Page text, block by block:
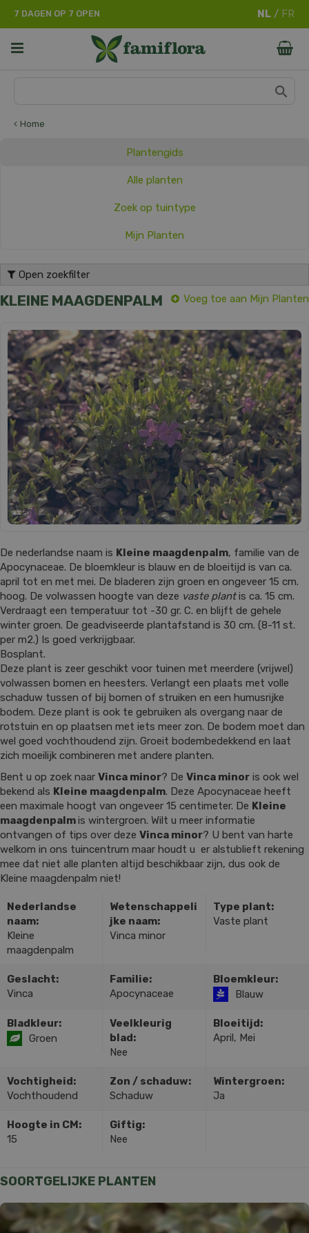
Home
7 DAGEN OP 7 OPEN
Plantengids
Alle planten
Zoek op tuintype
Mijn Planten
Open zoekfilter
KLEINE MAAGDENPALM Voeg toe aan Mijn Planten
De nederlandse naam is Kleine maagdenpalm, familie van de
Apocynaceae. De bloemkleur is blauw en de bloeitijd is van ca.
april tot en met mei. De bladeren zijn groen en ongeveer 15 cm.
hoog. De volwassen hoogte van deze vaste plantis ca. 15 cm.
Verdraagt een temperatuur tot -30 gr. C. en blijft de gehele
winter groen. De geadviseerde plantafstand is 30 cm. (8-11 st.
per m2.) Is goed verkrijgbaar.
Bosplant.
Deze plant is zeer geschikt voor tuinen met meerdere (vrijwel)
volwassen bomen en heesters. Verlangt een plaats met volle
schaduw tussen of bij bomen of struiken en een humusrijke
bodem. Deze plant is ook te gebruiken als overgang naar de
rotstuin en op plaatsen met iets meer zon. De bodem moet dan
wel goed vochthoudend zijn. Groeit bodembedekkend en laat
zich moeilijk combineren met andere planten.
Bent u op zoek naar Vinca minor? De Vinca minor is ook wel
bekend als Kleine maagdenpalm. Deze Apocynaceae heeft
een maximale hoogt van ongeveer 15 centimeter. De Kleine
maagdenpalmis wintergroen. Wilt u meer informatie
ontvangen of tips over deze Vinca minor? U bent van harte
welkom in ons tuincentrum maar houdt u er alstublieft rekening
mee dat niet alle planten altijd beschikbaar zijn, dus ook de
Kleine maagdenpalm niet!
Nederlandse
naam:
Kleine
maagdenpalm
Wetenschappeli
jke naam:
Vinca minor
Type plant:
Vaste plant
Geslacht:
Vinca
Familie:
Apocynaceae
Bloemkleur:
Blauw
Bladkleur:
Groen
Veelkleurig
blad:
Nee
Bloeitijd:
April, Mei
Vochtigheid:
Vochthoudend
Zon / schaduw:
Schaduw
Wintergroen:
Ja
Hoogte in CM:
15
Giftig:
Nee
SOORTGELIJKE PLANTEN